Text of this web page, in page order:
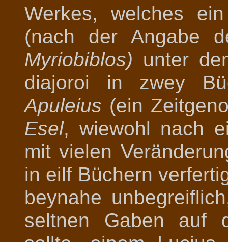
Werkes, welches
(nach der Angabe
Myriobiblos) unter
diajoroi in zwey
Apuleius (ein
Esel, wiewohl nach
mit vielen
in eilf Büchern
beynahe
seltnen Gaben auf